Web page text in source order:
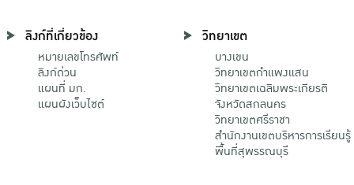
ลิงก์ที่เกี่ยวข้อง
หมายเลขโทรศัพท์
ลิงก์ด่วน
แผนที่ มก.
แผนผังเว็บไซต์
วิทยาเขต
บางเขน
วิทยาเขตกําแพงแสน
วิทยาเขตเฉลิมพระเกียรติ
จังหวัดสกลนคร
วิทยาเขตศรีราชา
สำนักงานเขตบริหารการเรียนรู้
พื้นที่สุพรรณบุรี